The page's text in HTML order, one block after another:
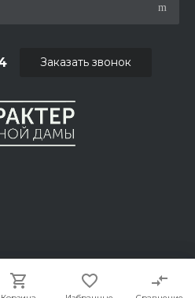
Заказать звонок
Все права защищены